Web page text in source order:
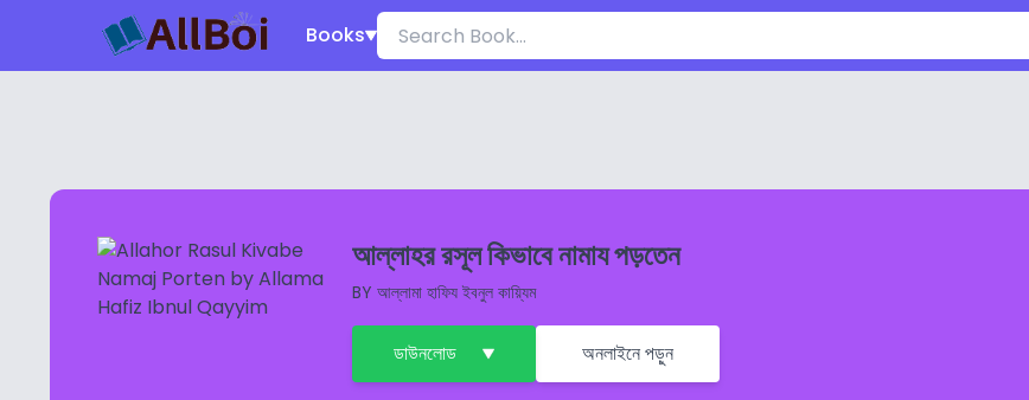
Books
আল্লাহর রসূল কিভাবে নামায পড়তেন
BY আল্লামা হাফিয ইবনুল কায়্যিম
ডাউনলোড অনলাইনে পড়ুন